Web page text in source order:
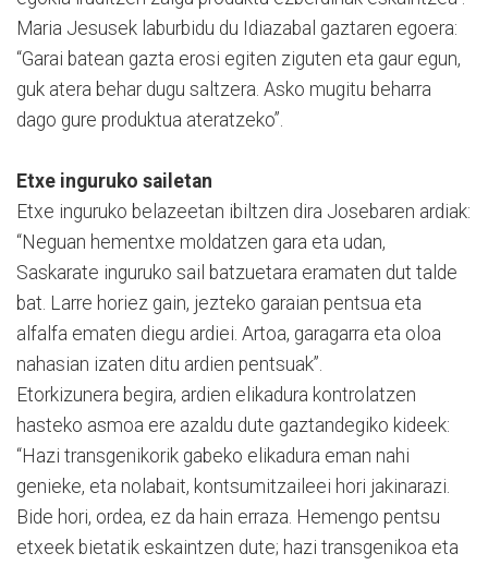
Maria Jesusek laburbidu du Idiazabal gaztaren egoera:
“Garai batean gazta erosi egiten ziguten eta gaur egun,
guk atera behar dugu saltzera. Asko mugitu beharra
dago gure produktua ateratzeko”.
Etxe inguruko sailetan
Etxe inguruko belazeetan ibiltzen dira Josebaren ardiak:
“Neguan hementxe moldatzen gara eta udan,
Saskarate inguruko sail batzuetara eramaten dut talde
bat. Larre horiez gain, jezteko garaian pentsua eta
alfalfa ematen diegu ardiei. Artoa, garagarra eta oloa
nahasian izaten ditu ardien pentsuak”.
Etorkizunera begira, ardien elikadura kontrolatzen
hasteko asmoa ere azaldu dute gaztandegiko kideek:
“Hazi transgenikorik gabeko elikadura eman nahi
genieke, eta nolabait, kontsumitzaileei hori jakinarazi.
Bide hori, ordea, ez da hain erraza. Hemengo pentsu
etxeek bietatik eskaintzen dute; hazi transgenikoa eta